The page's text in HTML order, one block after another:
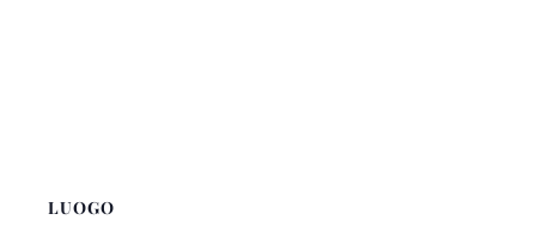
LUOGO